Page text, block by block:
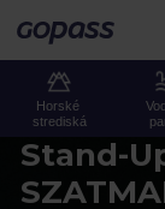
Gopass
Horské
strediská
Stand-